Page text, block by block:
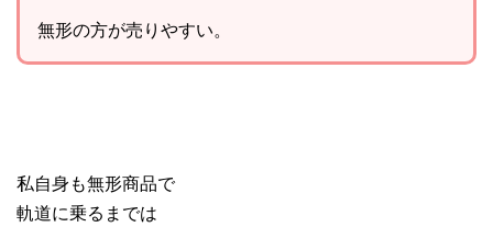
無形の方が売りやすい。
私自身も無形商品で
軌道に乗るまでは